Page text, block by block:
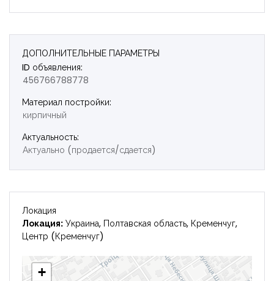
ДОПОЛНИТЕЛЬНЫЕ ПАРАМЕТРЫ
ID объявления:
456766788778
Материал постройки:
кирпичный
Актуальность:
Актуально (продается/сдается)
Локация
Локация: Украина, Полтавская область, Кременчуг,
Центр (Кременчуг)
+